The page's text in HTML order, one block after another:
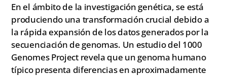
En el ámbito de la investigación genética, se está
produciendo una transformación crucial debido a
la rápida expansión de los datos generados por la
secuenciación de genomas. Un estudio del 1000
Genomes Project revela que un genoma humano
típico presenta diferencias en aproximadamente